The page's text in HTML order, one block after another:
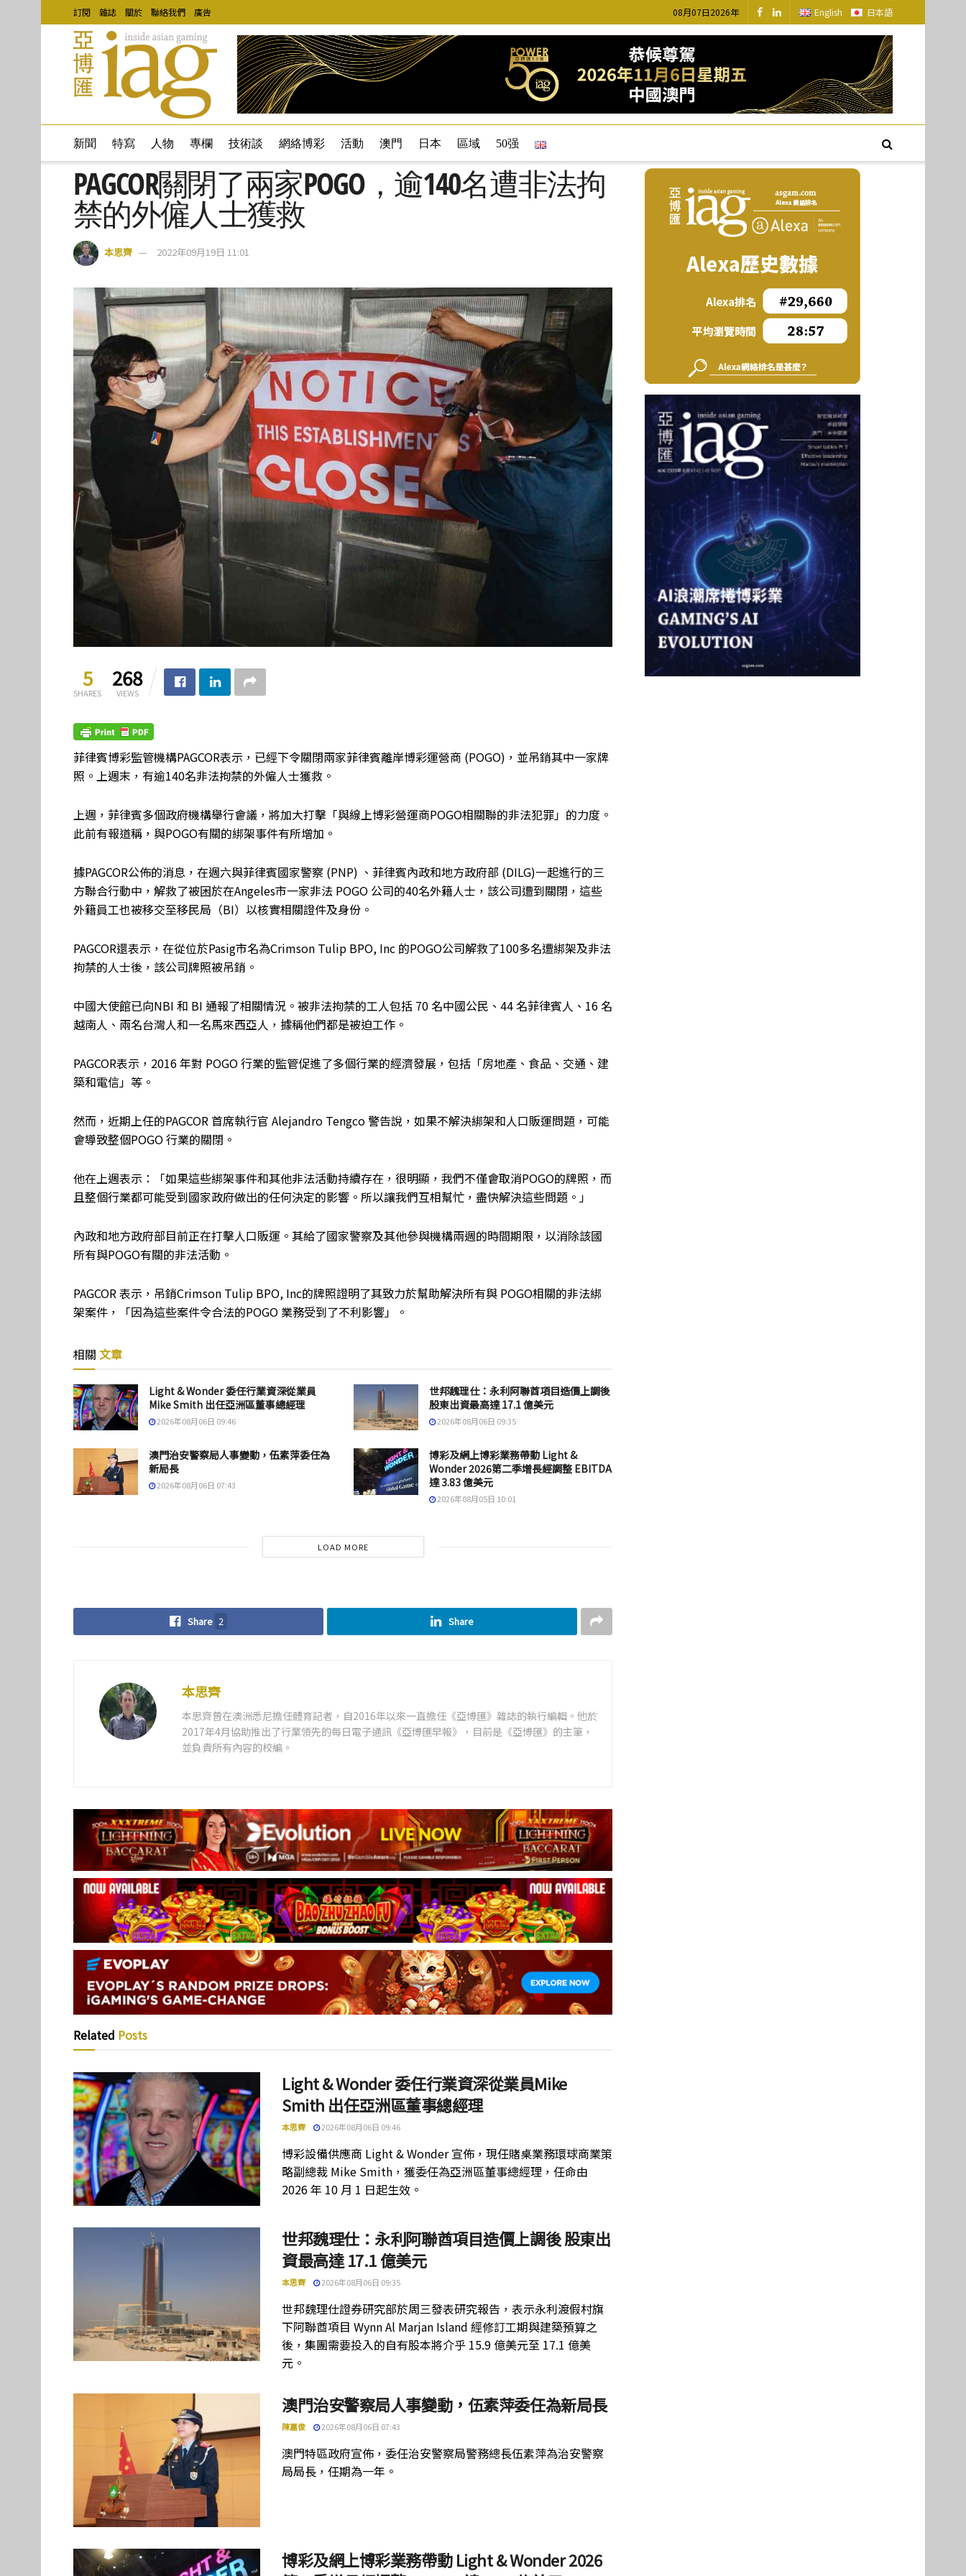
訂閱 雜誌 關於 聯絡我們 廣告 08月07日2026年 English 日本語
新聞 特寫 人物 專欄 技術談 網絡博彩 活動 澳門 日本 區域 50强
PAGCOR關閉了兩家POGO，逾140名遭非法拘
禁的外僱人士獲救
本思齊 2022年09月19日 11:01
5
SHARES
268
VIEWS
菲律賓博彩監管機構PAGCOR表示，已經下令關閉兩家菲律賓離岸博彩運營商 (POGO)，並吊銷其中一家牌
照。上週末，有逾140名非法拘禁的外僱人士獲救。
上週，菲律賓多個政府機構舉行會議，將加大打擊「與線上博彩營運商POGO相關聯的非法犯罪」的力度。
此前有報道稱，與POGO有關的綁架事件有所增加。
據PAGCOR公佈的消息，在週六與菲律賓國家警察 (PNP) 、菲律賓內政和地方政府部 (DILG)一起進行的三
方聯合行動中，解救了被困於在Angeles市一家非法 POGO 公司的40名外籍人士，該公司遭到關閉，這些
外籍員工也被移交至移民局（BI）以核實相關證件及身份。
PAGCOR還表示，在從位於Pasig市名為Crimson Tulip BPO, Inc 的POGO公司解救了100多名遭綁架及非法
拘禁的人士後，該公司牌照被吊銷。
中國大使館已向NBI 和 BI 通報了相關情況。被非法拘禁的工人包括 70 名中國公民、44 名菲律賓人、16 名
越南人、兩名台灣人和一名馬來西亞人，據稱他們都是被迫工作。
PAGCOR表示，2016 年對 POGO 行業的監管促進了多個行業的經濟發展，包括「房地產、食品、交通、建
築和電信」等。
然而，近期上任的PAGCOR 首席執行官 Alejandro Tengco 警告說，如果不解決綁架和人口販運問題，可能
會導致整個POGO 行業的關閉。
他在上週表示：「如果這些綁架事件和其他非法活動持續存在，很明顯，我們不僅會取消POGO的牌照，而
且整個行業都可能受到國家政府做出的任何決定的影響。所以讓我們互相幫忙，盡快解決這些問題。」
內政和地方政府部目前正在打擊人口販運。其給了國家警察及其他參與機構兩週的時間期限，以消除該國
所有與POGO有關的非法活動。
PAGCOR 表示，吊銷Crimson Tulip BPO, Inc的牌照證明了其致力於幫助解決所有與 POGO相關的非法綁
架案件，「因為這些案件令合法的POGO 業務受到了不利影響」。
相關 文章
Light & Wonder 委任行業資深從業員
Mike Smith 出任亞洲區董事總經理
2026年08月06日 09:46
世邦魏理仕：永利阿聯酋項目造價上調後
股東出資最高達 17.1 億美元
2026年08月06日 09:35
澳門治安警察局人事變動，伍素萍委任為
新局長
2026年08月06日 07:43
博彩及網上博彩業務帶動 Light &
Wonder 2026第二季增長經調整 EBITDA
達 3.83 億美元
2026年08月05日 10:01
LOAD MORE
Share 2 Share
本思齊
本思齊曾在澳洲悉尼擔任體育記者，自2016年以來一直擔任《亞博匯》雜誌的執行編輯。他於
2017年4月協助推出了行業領先的每日電子通訊《亞博匯早報》，目前是《亞博匯》的主筆，
並負責所有內容的校編。
Related Posts
Light & Wonder 委任行業資深從業員Mike
Smith 出任亞洲區董事總經理
本思齊 2026年08月06日 09:46
博彩設備供應商 Light & Wonder 宣佈，現任賭桌業務環球商業策
略副總裁 Mike Smith，獲委任為亞洲區董事總經理，任命由
2026 年 10 月 1 日起生效。
世邦魏理仕：永利阿聯酋項目造價上調後 股東出
資最高達 17.1 億美元
本思齊 2026年08月06日 09:35
世邦魏理仕證券研究部於周三發表研究報告，表示永利渡假村旗
下阿聯酋項目 Wynn Al Marjan Island 經修訂工期與建築預算之
後，集團需要投入的自有股本將介乎 15.9 億美元至 17.1 億美
元。
澳門治安警察局人事變動，伍素萍委任為新局長
陳嘉俊 2026年08月06日 07:43
澳門特區政府宣佈，委任治安警察局警務總長伍素萍為治安警察
局局長，任期為一年。
博彩及網上博彩業務帶動 Light & Wonder 2026